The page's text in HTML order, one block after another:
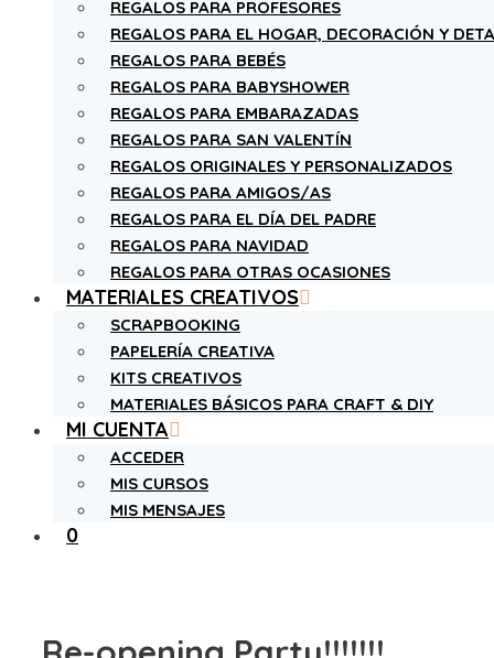
REGALOS PARA PROFESORES
REGALOS PARA EL HOGAR, DECORACIÓN Y
REGALOS PARA BEBÉS
REGALOS PARA BABYSHOWER
REGALOS PARA EMBARAZADAS
REGALOS PARA SAN VALENTÍN
REGALOS ORIGINALES Y PERSONALIZADOS
REGALOS PARA AMIGOS/AS
REGALOS PARA EL DÍA DEL PADRE
REGALOS PARA NAVIDAD
REGALOS PARA OTRAS OCASIONES
MATERIALES CREATIVOS
SCRAPBOOKING
PAPELERÍA CREATIVA
KITS CREATIVOS
MATERIALES BÁSICOS PARA CRAFT & DIY
MI CUENTA
ACCEDER
MIS CURSOS
MIS MENSAJES
0